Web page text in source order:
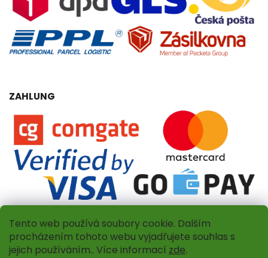
Tento web používá soubory cookie. Dalším
procházením tohoto webu vyjadřujete souhlas s
jejich používáním.. Více informací zde.
ZAHLUNG